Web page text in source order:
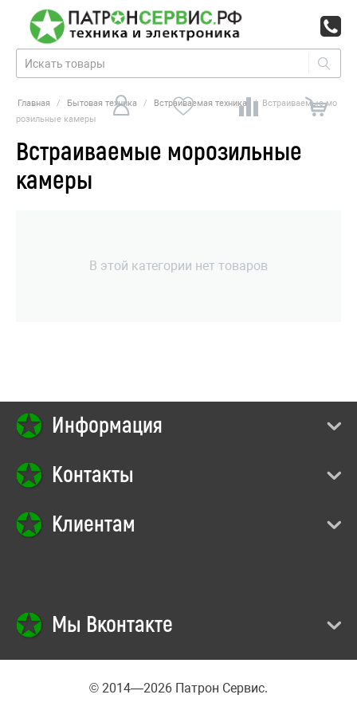
Главная / Бытовая техника / Встраиваемая техника / Встраиваемые мо
розильные камеры
Встраиваемые морозильные
камеры
В этой категории нет товаров
Информация
Контакты
Клиентам
Мы Вконтакте
© 2014—2026 Патрон Сервис.